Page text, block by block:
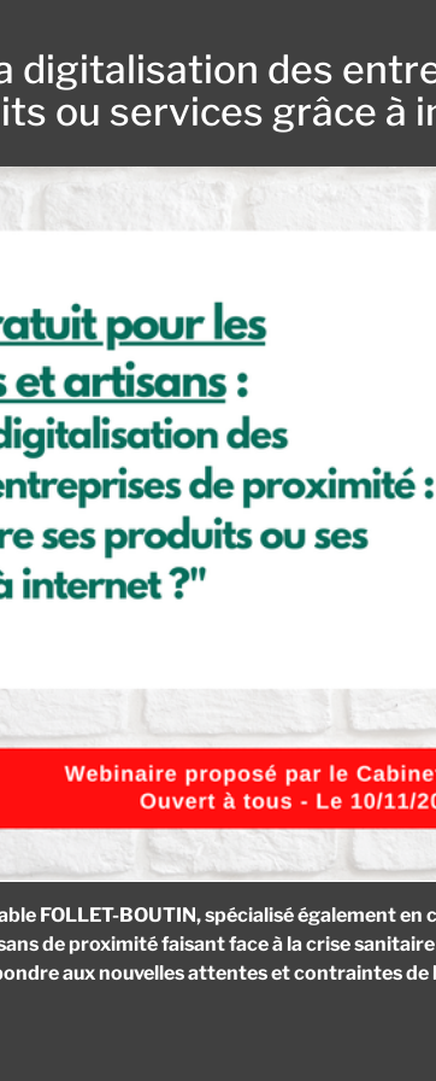
digitalisation des
ou services grâce à
FOLLET-BOUTIN, spécialisé également
de proximité faisant face à la crise
aux nouvelles attentes et contraintes de